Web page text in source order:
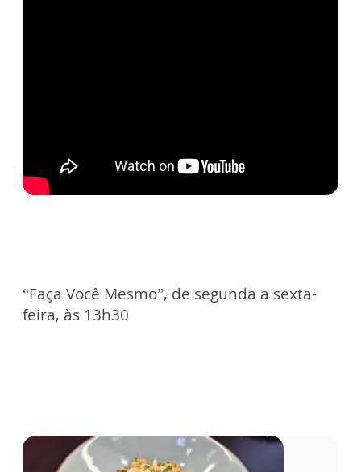
“Faça Você Mesmo”, de segunda a sexta-
feira, às 13h30